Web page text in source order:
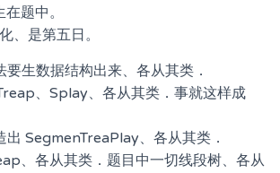
题中。
、是第五日。
生数据结构出来、各从其类．
、Splay、各从其类．事就这样成
SegmenTreaPlay、各从其类．
、各从其类．题目中一切线段树、各从